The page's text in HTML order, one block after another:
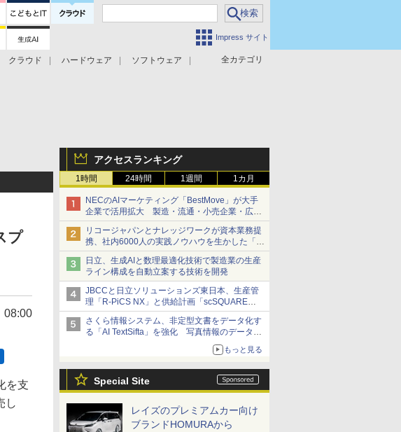
Impress サイト
全カテゴリ
クラウド ハードウェア
ソフトウェア
アクセスランキング
1時間 24時間 1週間 1カ月
NECのAIマーケティング「BestMove」が大手
企業で活用拡大 製造・流通・小売企業・広告
代理店などが実装フェーズへ
リコージャパンとナレッジワークが資本業務提
携、社内6000人の実践ノウハウを生かした「AI
商談記録 for RICOH」を展開へ
日立、生成AIと数理最適化技術で製造業の生産
ライン構成を自動立案する技術を開発
JBCCと日立ソリューションズ東日本、生産管
理「R-PiCS NX」と供給計画「scSQUARE
ISP」の連携サービスを提供開始
さくら情報システム、非定型文書をデータ化す
る「AI TextSifta」を強化 写真情報のデータ化
もっと見る
Special Site
レイズのプレミアムカー向け
ブランドHOMURAから
プ
08:00
を支
し